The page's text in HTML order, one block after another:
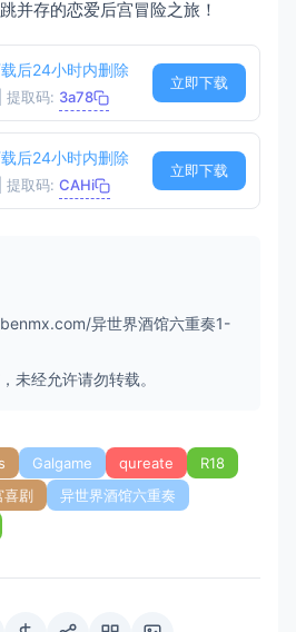
并存的恋爱后宫冒险之旅！
后24小时内删除
提取码: 3a78
立即下载
后24小时内删除
提取码: CAHi
立即下载
异世界酒馆六重奏1-
未经允许请勿转载。
Galgame qureate
R18
喜剧
异世界酒馆六重奏